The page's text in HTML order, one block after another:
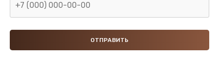
Заказать